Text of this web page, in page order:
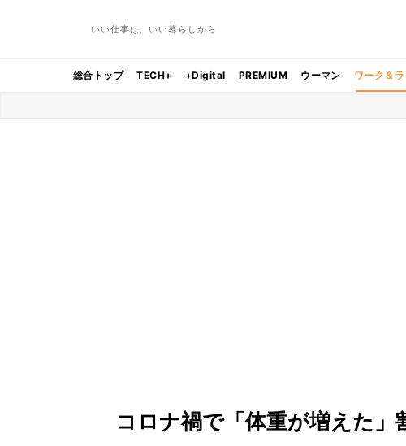
いい仕事は、いい暮らしから
総合トップ TECH+ +Digital PREMIUM ウーマン ワーク＆
コロナ禍で「体重が増えた